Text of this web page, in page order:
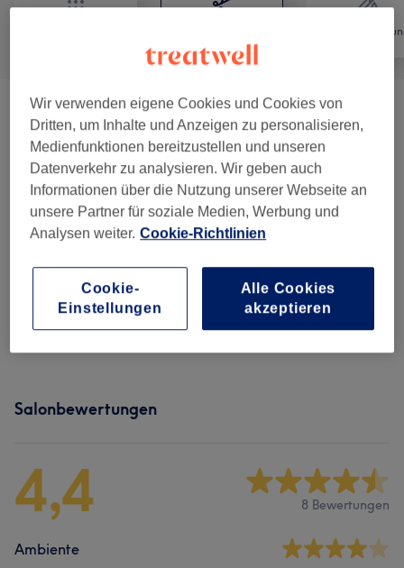
Damen - Haarschnitte & Stylings ab 27 €
Damen - Farbe & Coloration 5) ab 36 €
Herren - Haarschnitte & Stylings (4 ) ab 8 €
Haarverlängerung
Haarkuren & Pflege (2)
Salonbewertungen
4,4 8 Bewertungen
Ambiente
Wir verwenden eigene Cookies und Cookies von
Dritten, um Inhalte und Anzeigen zu personalisieren,
Medienfunktionen bereitzustellen und unseren
Datenverkehr zu analysieren. Wir geben auch
Informationen über die Nutzung unserer Webseite an
unsere Partner für soziale Medien, Werbung und
Analysen weiter. Cookie-Richtlinien
Cookie-
Einstellungen
Alle Cookies
akzeptieren